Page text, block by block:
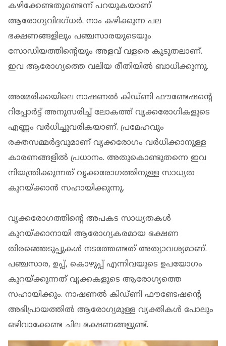
കഴിക്കേണ്ടതുണ്ടെന്ന് പറയുകയാണ്
ആരോഗ്യവിദഗ്ധര്‍. നാം കഴിക്കുന്ന പല
ഭക്ഷണങ്ങളിലും പഞ്ചസാരയുടെയും
സോഡിയത്തിന്റെയും അളവ് വളരെ കൂടുതലാണ്.
ഇവ ആരോഗ്യത്തെ വലിയ രീതിയില്‍ ബാധിക്കുന്നു.
അമേരിക്കയിലെ നാഷണല്‍ കിഡ്ണി ഫൗണ്ടേഷന്റെ
റിപ്പോര്‍ട്ട് അനുസരിച്ച് ലോകത്ത് വൃക്കരോഗികളുടെ
എണ്ണം വര്‍ധിച്ചുവരികയാണ്. പ്രമേഹവും
രക്തസമ്മര്‍ദ്ദവുമാണ് വൃക്കരോഗം വര്‍ധിക്കാനുള്ള
കാരണങ്ങളില്‍ പ്രധാനം. അതുകൊണ്ടുതന്നെ ഇവ
നിയന്ത്രിക്കുന്നത് വൃക്കരോഗത്തിനുള്ള സാധ്യത
കുറയ്ക്കാന്‍ സഹായിക്കുന്നു.
വൃക്കരോഗത്തിന്റെ അപകട സാധ്യതകള്‍
കുറയ്ക്കാനായി ആരോഗ്യകരമായ ഭക്ഷണ
തിരഞ്ഞെടുപ്പുകള്‍ നടത്തേണ്ടത് അത്യാവശ്യമാണ്.
പഞ്ചസാര, ഉപ്പ്, കൊഴുപ്പ് എന്നിവയുടെ ഉപയോഗം
കുറയ്ക്കുന്നത് വൃക്കകളുടെ ആരോഗ്യത്തെ
സഹായിക്കും. നാഷണല്‍ കിഡ്ണി ഫൗണ്ടേഷന്റെ
അഭിപ്രായത്തില്‍ ആരോഗ്യമുള്ള വ്യക്തികള്‍ പോലും
ഒഴിവാക്കേണ്ട ചില ഭക്ഷണങ്ങളുണ്ട്.